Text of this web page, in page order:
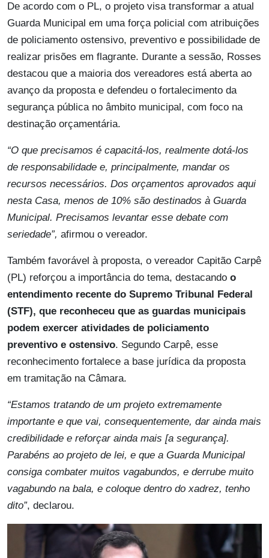
De acordo com o PL, o projeto visa transformar a atual
Guarda Municipal em uma força policial com atribuições
de policiamento ostensivo, preventivo e possibilidade de
realizar prisões em flagrante. Durante a sessão, Rosses
destacou que a maioria dos vereadores está aberta ao
avanço da proposta e defendeu o fortalecimento da
segurança pública no âmbito municipal, com foco na
destinação orçamentária.
“O que precisamos é capacitá-los, realmente dotá-los
de responsabilidade e, principalmente, mandar os
recursos necessários. Dos orçamentos aprovados aqui
nesta Casa, menos de 10% são destinados à Guarda
Municipal. Precisamos levantar esse debate com
seriedade”, afirmou o vereador.
Também favorável à proposta, o vereador Capitão Carpê
(PL) reforçou a importância do tema, destacando o
entendimento recente do Supremo Tribunal Federal
(STF), que reconheceu que as guardas municipais
podem exercer atividades de policiamento
preventivo e ostensivo. Segundo Carpê, esse
reconhecimento fortalece a base jurídica da proposta
em tramitação na Câmara.
“Estamos tratando de um projeto extremamente
importante e que vai, consequentemente, dar ainda mais
credibilidade e reforçar ainda mais [a segurança].
Parabéns ao projeto de lei, e que a Guarda Municipal
consiga combater muitos vagabundos, e derrube muito
vagabundo na bala, e coloque dentro do xadrez, tenho
dito”, declarou.